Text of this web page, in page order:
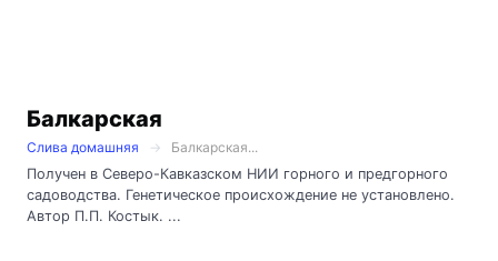
Балкарская
Слива домашняя
Балкарская...
Получен в Северо-Кавказском НИИ горного и предгорного
садоводства. Генетическое происхождение не установлено.
Автор П.П. Костык. ...